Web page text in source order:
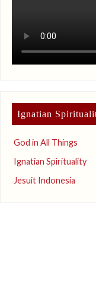
Ignatian
God in All Things
Ignatian Spirituality
Jesuit Indonesia